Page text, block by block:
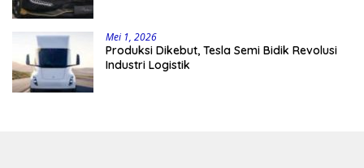
Mei 1, 2026
Produksi Dikebut, Tesla Semi Bidik Revolusi
Industri Logistik